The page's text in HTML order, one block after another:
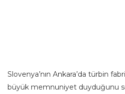
Slovenya’nın Ankara’da türbin
büyük memnuniyet duyduğunu